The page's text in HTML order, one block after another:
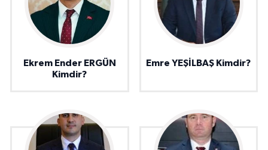
Ekrem Ender ERGÜN
Kimdir?
Emre YEŞİLBAŞ Kimdir?